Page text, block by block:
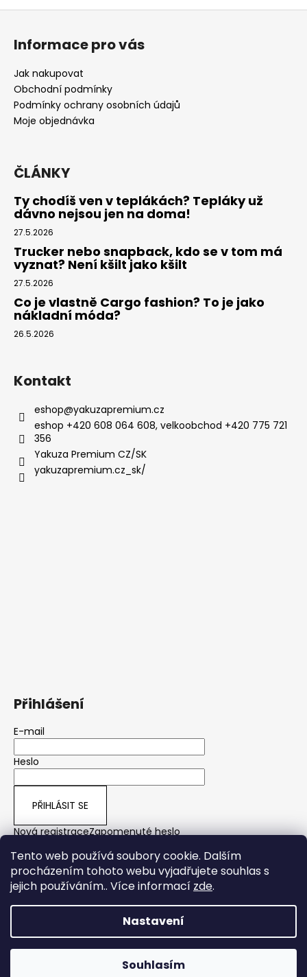
Tento web používá soubory cookie. Dalším
procházením tohoto webu vyjadřujete souhlas s
jejich používáním.. Více informací zde.
Nastavení
Souhlasím
Informace pro vás
Jak nakupovat
Obchodní podmínky
Podmínky ochrany osobních údajů
Moje objednávka
ČLÁNKY
Ty chodíš ven v teplákách? Tepláky už
dávno nejsou jen na doma!
27.5.2026
Trucker nebo snapback, kdo se v tom má
vyznat? Není kšilt jako kšilt
27.5.2026
Co je vlastně Cargo fashion? To je jako
nákladní móda?
26.5.2026
Kontakt
eshop@yakuzapremium.cz
eshop +420 608 064 608, velkoobchod +420 775 721
356
Yakuza Premium CZ/SK
yakuzapremium.cz_sk/
Přihlášení
E-mail
Heslo
PŘIHLÁSIT SE
Nová registraceZapomenuté heslo
yps
Copyright 2026Yakuza Premium CZ/SK. Všechna práva
vyhrazena.